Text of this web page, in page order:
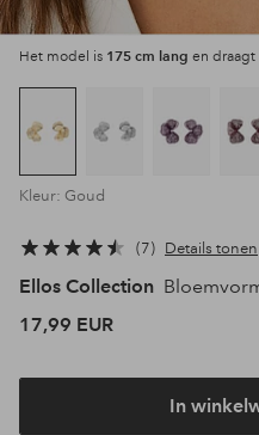
Het model is 175 cm lang en draagt
Kleur: Goud
7 Details tonen
Ellos Collection
17,99 EUR
In